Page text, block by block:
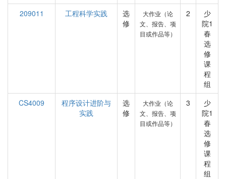
209011
工程科学实践
选
修
大作业（论
文、报告、项
目或作品等）
2
少
院1
春
选
修
课
程
组
CS4009
程序设计进阶与
实践
选
修
大作业（论
文、报告、项
目或作品等）
3
少
院1
春
选
修
课
程
组